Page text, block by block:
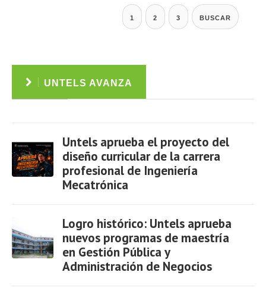
1 2 3 BUSCAR
UNTELS AVANZA
Untels aprueba el proyecto del
diseño curricular de la carrera
profesional de Ingeniería
Mecatrónica
Logro histórico: Untels aprueba
nuevos programas de maestría
en Gestión Pública y
Administración de Negocios